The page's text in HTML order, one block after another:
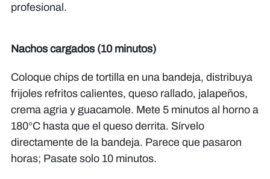
profesional.
Nachos cargados (10 minutos)
Coloque chips de tortilla en una bandeja, distribuya
frijoles refritos calientes, queso rallado, jalapeños,
crema agria y guacamole. Mete 5 minutos al horno a
180°C hasta que el queso derrita. Sírvelo
directamente de la bandeja. Parece que pasaron
horas; Pasate solo 10 minutos.